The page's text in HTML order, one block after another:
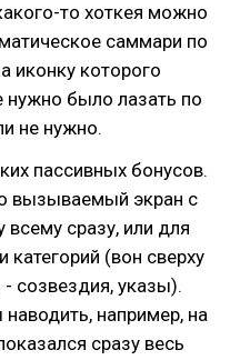
то хоткея можно
саммари по
иконку которого
было лазать по
не нужно.
пассивных бонусов.
вызываемый экран с
сразу, или для
категорий (вон сверху
созвездия, указы).
например, на
сразу весь